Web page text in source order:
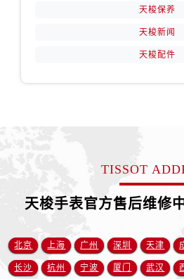
天梭保养
天梭新闻
天梭配件
TISSOT
天梭手表官方售后维修
北京 上海 广州 深圳 天津
长沙 杭州 宁波 厦门 武汉